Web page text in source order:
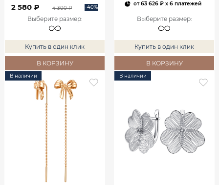
2 580 ₽ 4 300 ₽ -40%
Выберите размер:
Купить в один клик
В КОРЗИНУ
от63 626 ₽x 6 платежей
Выберите размер:
Купить в один клик
В КОРЗИНУ
В наличии В наличии